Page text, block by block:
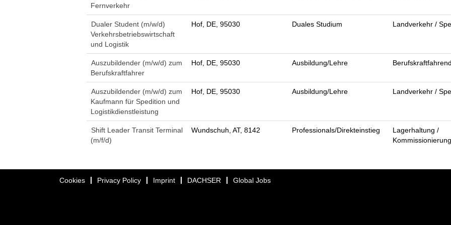
Fernverkehr
Dualer Student (m/w/d)
Verkehrsbetriebswirtschaft
und Logistik
Hof, DE, 95030 Duales Studium Landverkehr /
Auszubildender (m/w/d) zum
Berufskraftfahrer
Hof, DE, 95030 Ausbildung/Lehre
Auszubildender (m/w/d) zum
Kaufmann für Spedition und
Logistikdienstleistung
Hof, DE, 95030 Ausbildung/Lehre Landverkehr /
Shift Leader Transit Terminal
(m/f/d)
Wundschuh, AT, 8142 Professionals/Direkteinstieg
Lagerhaltung /
Kommissionierung
Cookies Privacy Policy Imprint DACHSER Global Jobs